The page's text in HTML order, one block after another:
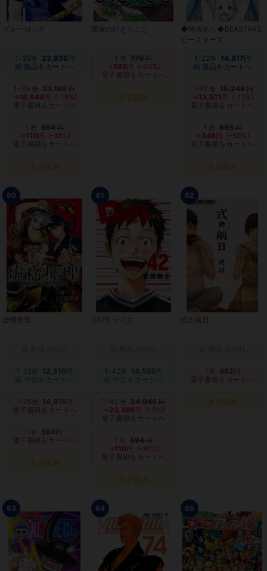
ブルーロック
1-39巻 22,836 円
紙 新品をカートへ
1-39 23,166円
18,644 円
(-19%)
電子書籍をカートへ
1 594円
110 円
(-81%)
電子書籍をカートへ
タダ読み
薬屋のひとりごと
1 770円
385 円
(-50%)
電子書籍をカートへ
タダ読み
◆特典あり◆BEASTARS
ビースターズ
1-22巻 14,817 円
紙 新品をカートへ
1-22 15,246円
13,511 円
(-11%)
電子書籍をカートへ
1 693円
346 円
(-50%)
電子書籍をカートへ
タダ読み
60
虚構推理
1-25 12,510
紙 中古をカートへ
1-25 巻 14,916
電子書籍をカートへ
1 巻 594
電子書籍をカートへ
タダ読み
61
DAYS デイズ
1-42 14,550
紙 中古をカートへ
1-42 巻 24,948円
23,496 円
(-5%)
電子書籍をカートへ
1 巻 594円
110 円
(-81%)
電子書籍をカートへ
タダ読み
62
1 巻 462
電子書籍をカートへ
タダ読み
63 64 65